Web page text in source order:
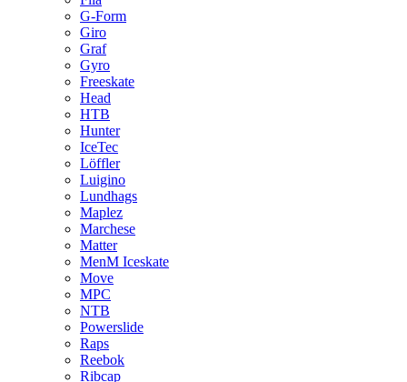
G-Form
Giro
Graf
Gyro
Freeskate
Head
HTB
Hunter
IceTec
Löffler
Luigino
Lundhags
Maplez
Marchese
Matter
MenM Iceskate
Move
MPC
NTB
Powerslide
Raps
Reebok
Ribcap